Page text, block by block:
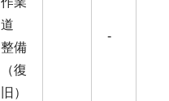
道
整備
（復
旧）
-